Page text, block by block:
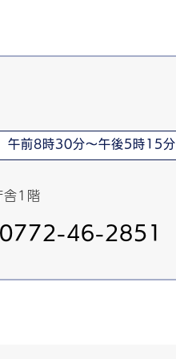
午前8時30分～午後5時15分
1階
0772-46-2851